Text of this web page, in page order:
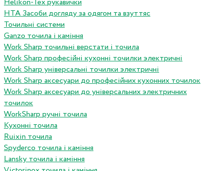
Helikon-Tex рукавички
HTA Засоби догляду за одягом та взуттяс
Точильні системи
Ganzo точила і каміння
Work Sharp точильні верстати і точила
Work Sharp професiйнi кухоннi точилки электричнi
Work Sharp унiверсальнi точилки электричнi
Work Sharp аксесуари до професiйних кухонних точилок
Work Sharp аксесуари до унiверсальних электричних
точилок
WorkSharp ручні точила
Кухонні точила
Ruixin точила
Spyderco точила і каміння
Lansky точила і каміння